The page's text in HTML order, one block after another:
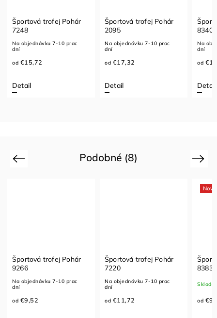
Športová trofej Pohár
7248
Na objednávku 7-10 prac
dní
od €15,72
Detail
Športová trofej Pohár
2095
Na objednávku 7-10 prac
dní
od €17,32
Detail
8340
Na
dní
od
Detail
Podobné (8)
Previous
Športová trofej Pohár
9266
Na objednávku 7-10 prac
dní
od €9,52
Športová trofej Pohár
7220
Na objednávku 7-10 prac
dní
od €11,72
8383
od
Next